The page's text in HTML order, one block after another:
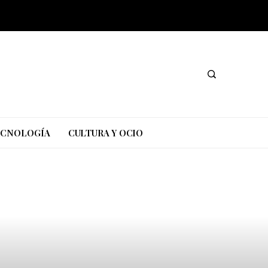
CULTURA Y OCIO